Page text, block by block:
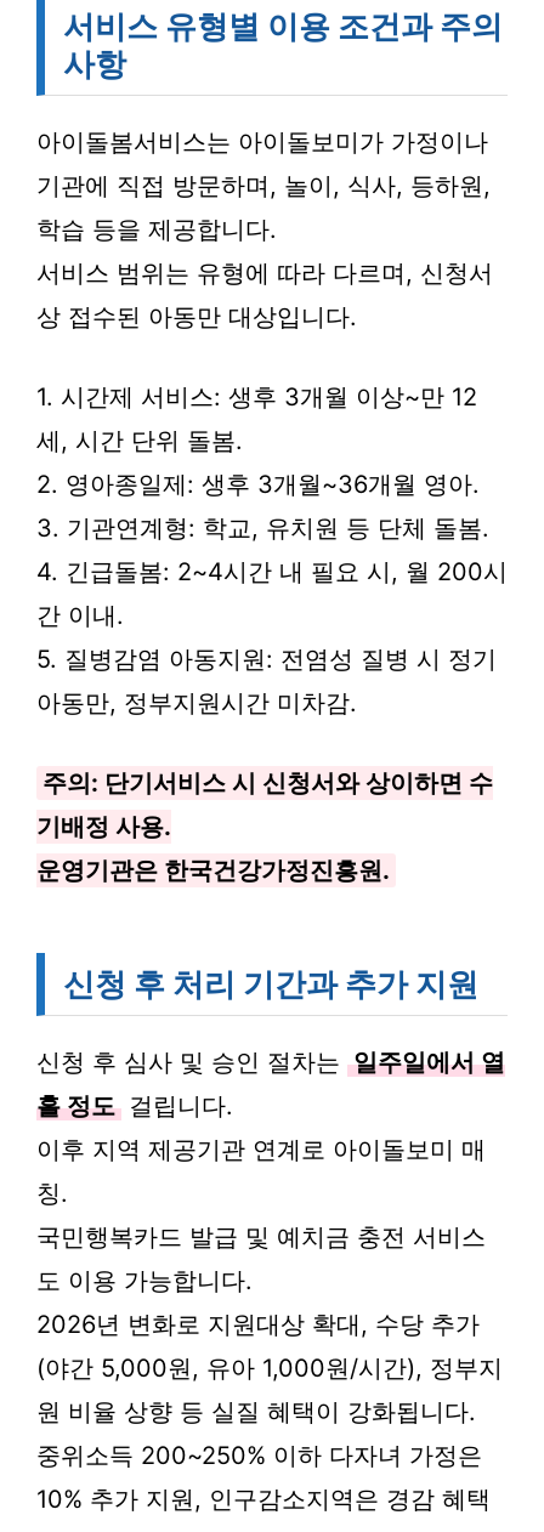
서비스 유형별 이용 조건과 주의
사항
아이돌봄서비스는 아이돌보미가 가정이나
기관에 직접 방문하며, 놀이, 식사, 등하원,
학습 등을 제공합니다.
서비스 범위는 유형에 따라 다르며, 신청서
상 접수된 아동만 대상입니다.
1. 시간제 서비스: 생후 3개월 이상~만 12
세, 시간 단위 돌봄.
2. 영아종일제: 생후 3개월~36개월 영아.
3. 기관연계형: 학교, 유치원 등 단체 돌봄.
4. 긴급돌봄: 2~4시간 내 필요 시, 월 200시
간 이내.
5. 질병감염 아동지원: 전염성 질병 시 정기
아동만, 정부지원시간 미차감.
주의: 단기서비스 시 신청서와 상이하면 수
기배정 사용.
운영기관은 한국건강가정진흥원.
신청 후 처리 기간과 추가 지원
신청 후 심사 및 승인 절차는 일주일에서 열
흘 정도 걸립니다.
이후 지역 제공기관 연계로 아이돌보미 매
칭.
국민행복카드 발급 및 예치금 충전 서비스
도 이용 가능합니다.
2026년 변화로 지원대상 확대, 수당 추가
(야간 5,000원, 유아 1,000원/시간), 정부지
원 비율 상향 등 실질 혜택이 강화됩니다.
중위소득 200~250% 이하 다자녀 가정은
10% 추가 지원, 인구감소지역은 경감 혜택